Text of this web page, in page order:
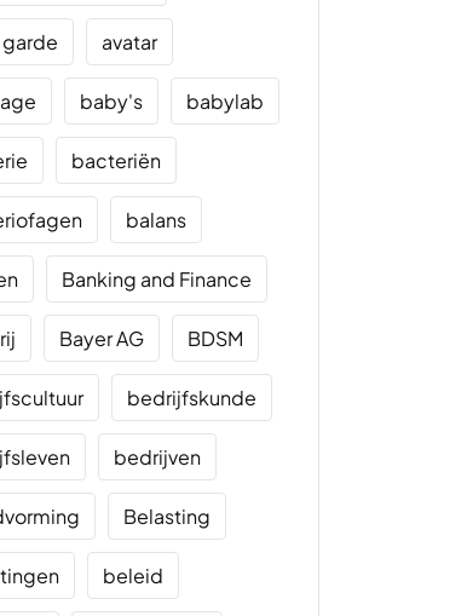
garde avatar
baby's babylab
bacteriën
balans
Banking and Finance
Bayer AG BDSM
bedrijfskunde
bedrijven
Belasting
beleid